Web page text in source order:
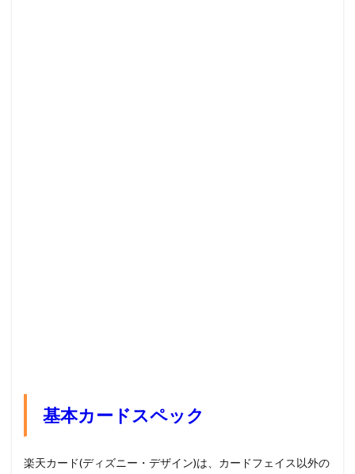
基本カードスペック
楽天カード(ディズニー・デザイン)は、カードフェイス以外の